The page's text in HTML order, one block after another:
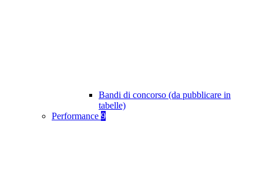
Bandi di concorso (da pubblicare in
tabelle)
Performance 9